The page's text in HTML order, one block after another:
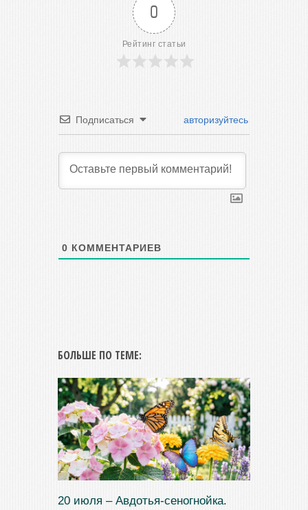
0
Рейтинг статьи
Подписаться авторизуйтесь
0 КОММЕНТАРИЕВ
БОЛЬШЕ ПО ТЕМЕ:
20 июля – Авдотья-сеногнойка.